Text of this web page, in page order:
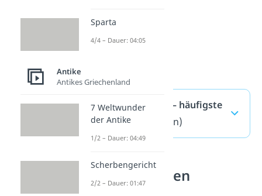
Scherbengericht — häufigste
Fragen(ausklappen)
Antike verstehen
Sparta
4/4 – Dauer: 04:05
Antike
Antikes Griechenland
7 Weltwunder
der Antike
1/2 – Dauer: 04:49
Scherbengericht
2/2 – Dauer: 01:47